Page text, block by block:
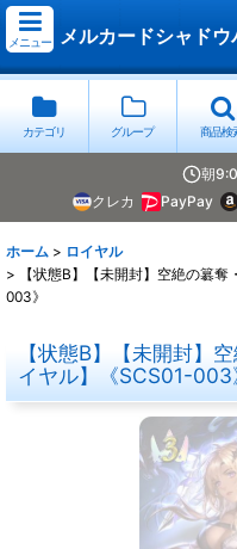
メニュー メルカードシャド
カテゴリ グループ 商品検
朝
クレカ
PayPay
ホーム > ロイヤル
>
【状態B】【未開封】空絶の簒
003》
【状態B】【未開封】
イヤル】《SCS01-003